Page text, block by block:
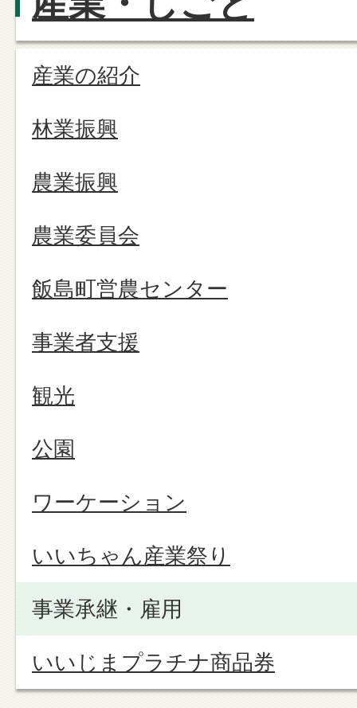
産業の紹介
林業振興
農業振興
農業委員会
飯島町営農センター
事業者支援
観光
公園
ワーケーション
いいちゃん産業祭り
事業承継・雇用
いいじまプラチナ商品券